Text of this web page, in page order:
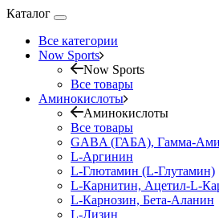
Каталог
Все категории
Now Sports
Now Sports
Все товары
Аминокислоты
Аминокислоты
Все товары
GABA (ГАБА), Гамма-
L-Аргинин
L-Глютамин (L-Глутамин)
L-Карнитин, Ацетил-L-
L-Карнозин, Бета-Аланин
L-Лизин